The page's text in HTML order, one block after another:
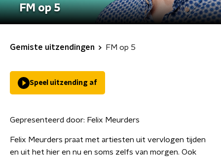
FM op 5
Gemiste uitzendingen FM op 5
Speel uitzending af
Gepresenteerd door: Felix Meurders
Felix Meurders praat met artiesten uit vervlogen tijden
en uit het hier en nu en soms zelfs van morgen. Ook